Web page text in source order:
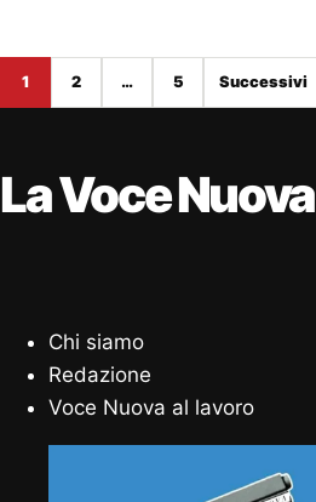
1 2 … 5 Successivi
La Voce Nuova
Chi siamo
Redazione
Voce Nuova al lavoro